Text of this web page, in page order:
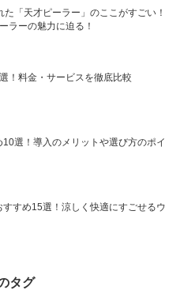
「天才ピーラー」のここがすごい！
ラーの魅力に迫る！
！料金・サービスを徹底比較
選！導入のメリットや選び方のポイ
すめ15選！涼しく快適にすごせるウ
タグ